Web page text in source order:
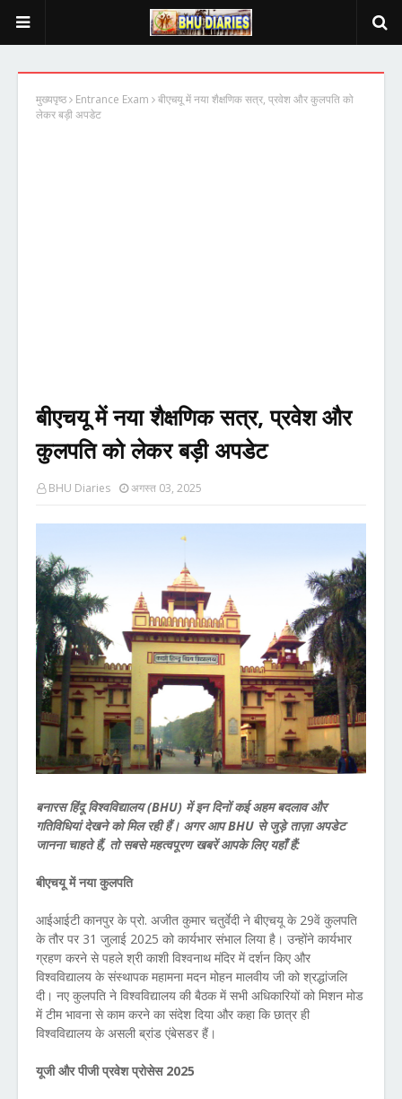
मुख्यपृष्ठ Entrance Exam
बीएचयू में नया शैक्षणिक सत्र, प्रवेश और कुलपति को
लेकर बड़ी अपडेट
बीएचयू में नया शैक्षणिक सत्र, प्रवेश और
कुलपति को लेकर बड़ी अपडेट
BHU Diaries अगस्त 03, 2025
बनारस हिंदू विश्वविद्यालय (BHU) में इन दिनों कई अहम बदलाव और
गतिविधियां देखने को मिल रही हैं। अगर आप BHU से जुड़े ताज़ा अपडेट
जानना चाहते हैं, तो सबसे महत्वपूरण खबरें आपके लिए यहाँ हैं:
बीएचयू में नया कुलपति
आईआईटी कानपुर के प्रो. अजीत कुमार चतुर्वेदी ने बीएचयू के 29वें कुलपति
के तौर पर 31 जुलाई 2025 को कार्यभार संभाल लिया है। उन्होंने कार्यभार
ग्रहण करने से पहले श्री काशी विश्वनाथ मंदिर में दर्शन किए और
विश्वविद्यालय के संस्थापक महामना मदन मोहन मालवीय जी को श्रद्धांजलि
दी। नए कुलपति ने विश्वविद्यालय की बैठक में सभी अधिकारियों को मिशन मोड
में टीम भावना से काम करने का संदेश दिया और कहा कि छात्र ही
विश्वविद्यालय के असली ब्रांड एंबेसडर हैं।
यूजी और पीजी प्रवेश प्रोसेस 2025